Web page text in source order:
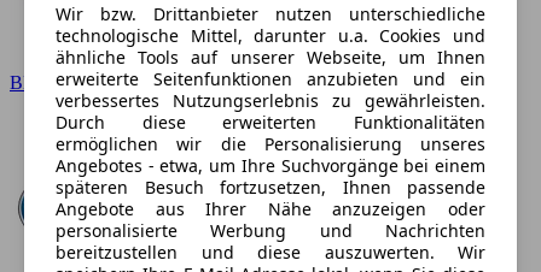
BMW
Wir bzw. Drittanbieter nutzen unterschiedliche
technologische Mittel, darunter u.a. Cookies und
ähnliche Tools auf unserer Webseite, um Ihnen
erweiterte Seitenfunktionen anzubieten und ein
verbessertes Nutzungserlebnis zu gewährleisten.
Durch diese erweiterten Funktionalitäten
ermöglichen wir die Personalisierung unseres
Angebotes - etwa, um Ihre Suchvorgänge bei einem
späteren Besuch fortzusetzen, Ihnen passende
Angebote aus Ihrer Nähe anzuzeigen oder
personalisierte Werbung und Nachrichten
bereitzustellen und diese auszuwerten. Wir